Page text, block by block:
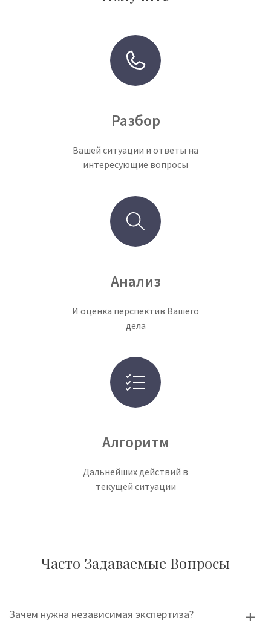
Разбор
Вашей ситуации и ответы на
интересующие вопросы
Анализ
И оценка перспектив Вашего
дела
Алгоритм
Дальнейших действий в
текущей ситуации
Часто Задаваемые Вопросы
Зачем нужна независимая экспертиза?